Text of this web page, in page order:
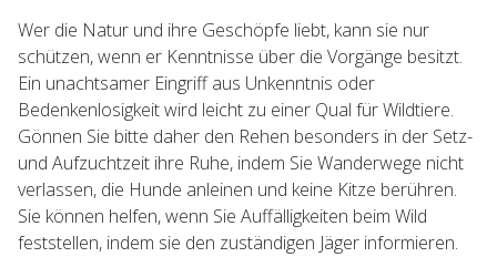
Wer die Natur und ihre Geschöpfe liebt, kann sie nur
schützen, wenn er Kenntnisse über die Vorgänge besitzt.
Ein unachtsamer Eingriff aus Unkenntnis oder
Bedenkenlosigkeit wird leicht zu einer Qual für Wildtiere.
Gönnen Sie bitte daher den Rehen besonders in der Setz-
und Aufzuchtzeit ihre Ruhe, indem Sie Wanderwege nicht
verlassen, die Hunde anleinen und keine Kitze berühren.
Sie können helfen, wenn Sie Auffälligkeiten beim Wild
feststellen, indem sie den zuständigen Jäger informieren.